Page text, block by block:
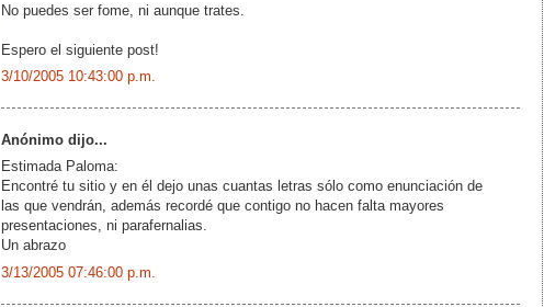
No puedes ser fome, ni aunque trates.
Espero el siguiente post!
3/10/2005 10:43:00 p.m.
Anónimo dijo...
Estimada Paloma:
Encontré tu sitio y en él dejo unas cuantas letras sólo como enunciación de
las que vendrán, además recordé que contigo no hacen falta mayores
presentaciones, ni parafernalias.
Un abrazo
3/13/2005 07:46:00 p.m.